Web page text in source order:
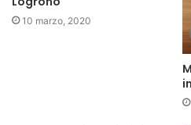
https://twitter.com/
https://twitter.com/
10 marzo, 2020